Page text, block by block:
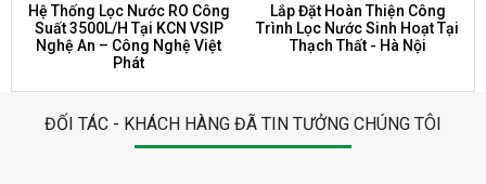
Hệ Thống Lọc Nước RO Công
Suất 3500L/H Tại KCN VSIP
Nghệ An – Công Nghệ Việt
Phát
Lắp Đặt Hoàn Thiện Công
Trình Lọc Nước Sinh Hoạt Tại
Thạch Thất - Hà Nội
ĐỐI TÁC - KHÁCH HÀNG ĐÃ TIN TƯỞNG CHÚNG TÔI